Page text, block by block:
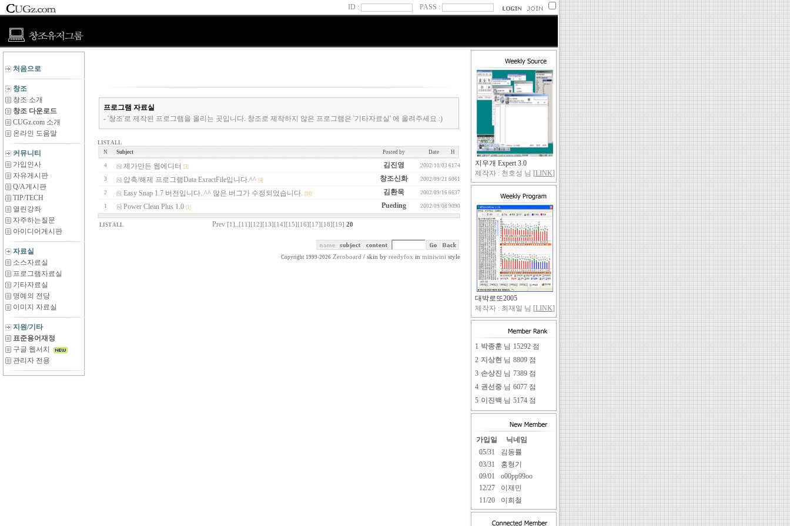
ID : PASS :
처음으로
창조
창조 소개
창조 다운로드
CUGz.com 소개
온라인 도움말
커뮤니티
가입인사
자유게시판
Q/A게시판
TIP/TECH
열린강좌
자주하는질문
아이디어게시판
자료실
소스자료실
프로그램자료실
기타자료실
명예의 전당
이미지 자료실
지원/기타
표준용어재정
구글 웹서치
관리자 전용
프로그램 자료실
- '창조'로 제작된 프로그램을 올리는 곳입니다. 창조로 제작하지 않은 프로그램은 '기타자료실' 에 올려주세요 :)
LIST ALL
N
Subject Posted by Date H
4 제가만든 웹에디터 [3] 김진영 2002/10/03 6174
3 압축/해제 프로그램Data ExractFile입니다.^^ [4] 창조신화 2002/09/21 6061
2 Easy Snap 1.7 버전입니다..^^ 많은 버그가 수정되었습니다. [18] 김환욱 2002/09/16 6637
1 Power Clean Plus 1.0 [1] Pueding 2002/09/08 9090
LIST ALL Prev [1] [11] [12] [13] [14] [15] [16] [17] [18] [19] 20
Copyright 1999-2026 Zeroboard / skin by reedyfox in miniwini style
지우개 Expert 3.0
제작자 : 천호성 님 [LINK]
대박로또2005
제작자 : 최재일 님 [LINK]
1 박종훈 님 15292 점
2 지상현 님 8809 점
3 손상진 님 7389 점
4 권선중 님 6077 점
5 이진백 님 5174 점
가입일
닉네임
05/31
김동률
03/31
홍형기
09/01
o00pp99oo
12/27
이재민
11/20
이희철